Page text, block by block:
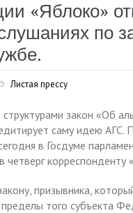
«Яблоко»
по
Листая прессу
закон «Об
саму идею
в Госдуме
корреспонденту
призывника,
пределы того субъекта